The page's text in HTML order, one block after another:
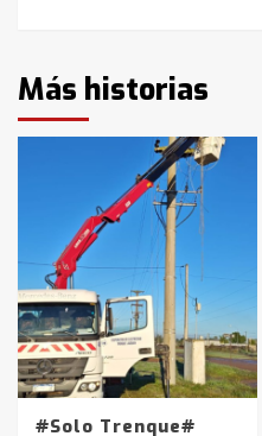
Más historias
#Solo Trenque#